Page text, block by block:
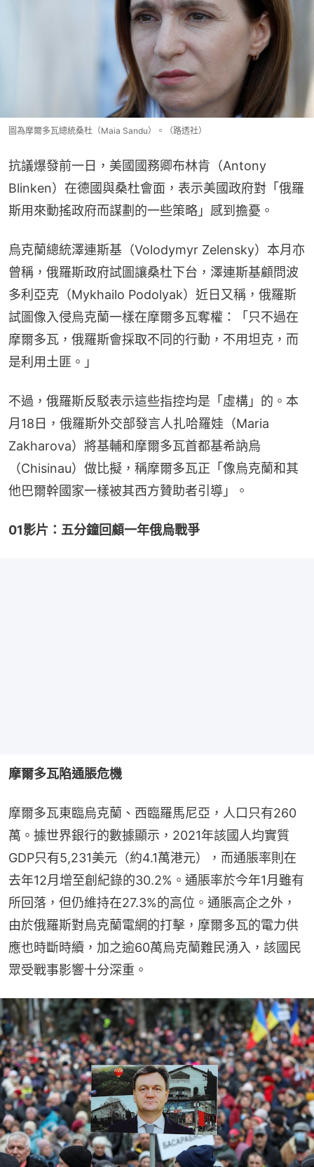
圖為摩爾多瓦總統桑杜（Maia Sandu）。（路透社）
抗議爆發前一日，美國國務卿布林肯（Antony
Blinken）在德國與桑杜會面，表示美國政府對「俄羅
斯用來動搖政府而謀劃的一些策略」感到擔憂。
烏克蘭總統澤連斯基（Volodymyr Zelensky）本月亦
曾稱，俄羅斯政府試圖讓桑杜下台，澤連斯基顧問波
多利亞克（Mykhailo Podolyak）近日又稱，俄羅斯
試圖像入侵烏克蘭一樣在摩爾多瓦奪權：「只不過在
摩爾多瓦，俄羅斯會採取不同的行動，不用坦克，而
是利用土匪。」
不過，俄羅斯反駁表示這些指控均是「虛構」的。本
月18日，俄羅斯外交部發言人扎哈羅娃（Maria
Zakharova）將基輔和摩爾多瓦首都基希訥烏
（Chisinau）做比擬，稱摩爾多瓦正「像烏克蘭和其
他巴爾幹國家一樣被其西方贊助者引導」。
01影片：五分鐘回顧一年俄烏戰爭
摩爾多瓦陷通脹危機
摩爾多瓦東臨烏克蘭、西臨羅馬尼亞，人口只有260
萬。據世界銀行的數據顯示，2021年該國人均實質
GDP只有5,231美元（約4.1萬港元），而通脹率則在
去年12月增至創紀錄的30.2%。通脹率於今年1月雖有
所回落，但仍維持在27.3%的高位。通脹高企之外，
由於俄羅斯對烏克蘭電網的打擊，摩爾多瓦的電力供
應也時斷時續，加之逾60萬烏克蘭難民湧入，該國民
眾受戰事影響十分深重。